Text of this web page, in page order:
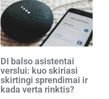
DI balso asistentai
verslui: kuo skiriasi
skirtingi sprendimai ir
kada verta rinktis?